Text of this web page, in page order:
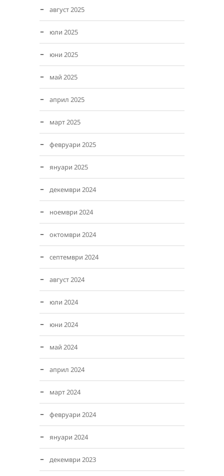
август 2025
юли 2025
юни 2025
май 2025
април 2025
март 2025
февруари 2025
януари 2025
декември 2024
ноември 2024
октомври 2024
септември 2024
август 2024
юли 2024
юни 2024
май 2024
април 2024
март 2024
февруари 2024
януари 2024
декември 2023